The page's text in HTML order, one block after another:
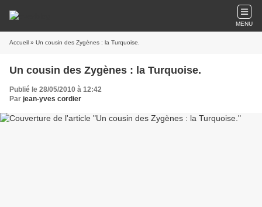
MENU
Accueil » Un cousin des Zygènes : la Turquoise.
Un cousin des Zygènes : la Turquoise.
Publié le 28/05/2010 à 12:42
Par jean-yves cordier